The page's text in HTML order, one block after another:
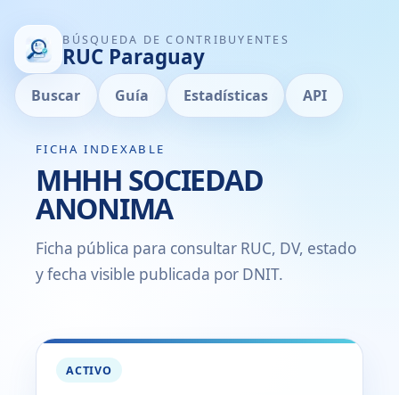
BÚSQUEDA DE CONTRIBUYENTES
RUC Paraguay
Buscar Guía Estadísticas API
FICHA INDEXABLE
MHHH SOCIEDAD
ANONIMA
Ficha pública para consultar RUC, DV, estado
y fecha visible publicada por DNIT.
ACTIVO